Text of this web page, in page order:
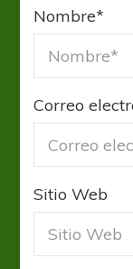
Nombre*
Correo
Sitio Web